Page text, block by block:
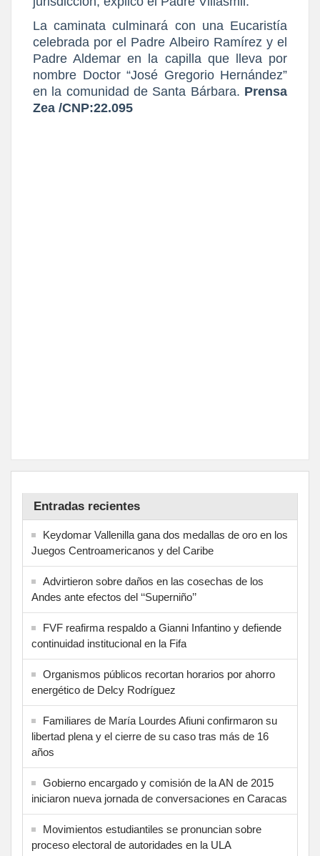
La caminata culminará con una Eucaristía
celebrada por el Padre Albeiro Ramírez y el
Padre Aldemar en la capilla que lleva por
nombre Doctor “José Gregorio Hernández”
en la comunidad de Santa Bárbara. Prensa
Zea /CNP:22.095
Entradas recientes
Keydomar Vallenilla gana dos medallas de oro en los
Juegos Centroamericanos y del Caribe
Advirtieron sobre daños en las cosechas de los
Andes ante efectos del ‘‘Superniño’’
FVF reafirma respaldo a Gianni Infantino y defiende
continuidad institucional en la Fifa
Organismos públicos recortan horarios por ahorro
energético de Delcy Rodríguez
Familiares de María Lourdes Afiuni confirmaron su
libertad plena y el cierre de su caso tras más de 16
años
Gobierno encargado y comisión de la AN de 2015
iniciaron nueva jornada de conversaciones en Caracas
Movimientos estudiantiles se pronuncian sobre
proceso electoral de autoridades en la ULA